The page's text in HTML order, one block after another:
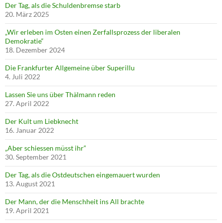
Der Tag, als die Schuldenbremse starb
20. März 2025
„Wir erleben im Osten einen Zerfallsprozess der liberalen
Demokratie“
18. Dezember 2024
Die Frankfurter Allgemeine über Superillu
4. Juli 2022
Lassen Sie uns über Thälmann reden
27. April 2022
Der Kult um Liebknecht
16. Januar 2022
„Aber schiessen müsst ihr“
30. September 2021
Der Tag, als die Ostdeutschen eingemauert wurden
13. August 2021
Der Mann, der die Menschheit ins All brachte
19. April 2021